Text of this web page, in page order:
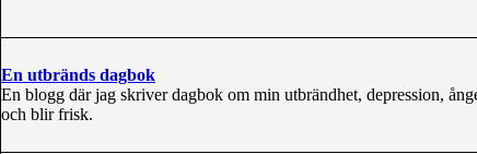
En utbränds dagbok
En blogg där jag skriver dagbok om min utbrändhet, depression,
och blir frisk.